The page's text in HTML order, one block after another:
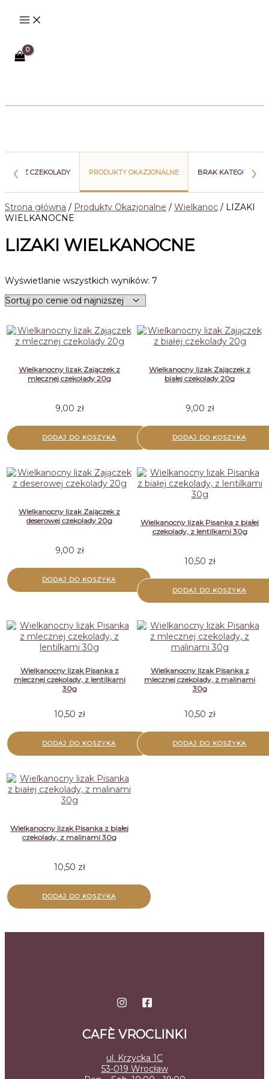
‹ Z CZEKOLADY PRODUKTY OKAZJONALNE BRAK KATEGORII›
Strona główna / Produkty Okazjonalne / Wielkanoc / LIZAKI
WIELKANOCNE
LIZAKI WIELKANOCNE
Wyświetlanie wszystkich wyników: 7
do
wysokiej
Wielkanocny lizak Zajączek z
mlecznej czekolady 20g
9,00 zł
DODAJ DO KOSZYKA
Wielkanocny lizak Zajączek z
białej czekolady 20g
9,00 zł
DODAJ DO KOSZYKA
Wielkanocny lizak Zajączek z
deserowej czekolady 20g
9,00 zł
DODAJ DO KOSZYKA
Wielkanocny lizak Pisanka z białej
czekolady, z lentilkami 30g
10,50 zł
DODAJ DO KOSZYKA
Wielkanocny lizak Pisanka z
mlecznej czekolady, z lentilkami
30g
10,50 zł
DODAJ DO KOSZYKA
Wielkanocny lizak Pisanka z
mlecznej czekolady, z malinami
30g
10,50 zł
DODAJ DO KOSZYKA
Wielkanocny lizak Pisanka z białej
czekolady, z malinami 30g
10,50 zł
DODAJ DO KOSZYKA
CAFÈ VROCLINKI
ul. Krzycka 1C
53-019 Wrocław